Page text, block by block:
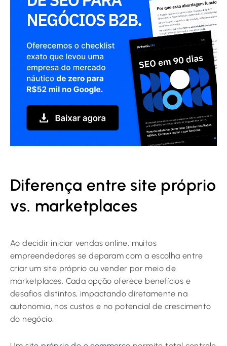
Diferença entre site próprio
vs. marketplaces
Ao decidir iniciar vendas online, muitos
empreendedores se deparam com a escolha entre
criar um site próprio ou vender por meio de
marketplaces. Cada opção oferece benefícios e
desafios distintos, impactando diretamente na
autonomia, nos custos e no potencial de crescimento
do negócio.